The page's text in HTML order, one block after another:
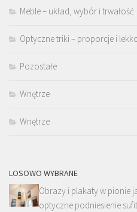
Meble – układ, wybór i trwałość
Optyczne triki – proporcje i
Pozostałe
Wnętrze
Wnętrze
LOSOWO WYBRANE
Obrazy i plakaty w pionie
optyczne podniesienie